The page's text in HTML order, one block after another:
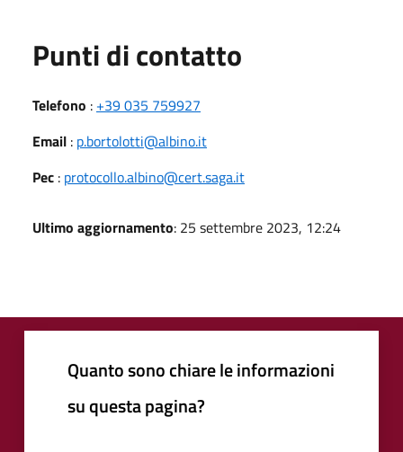
Punti di contatto
Telefono : +39 035 759927
Email : p.bortolotti@albino.it
Pec : protocollo.albino@cert.saga.it
Ultimo aggiornamento: 25 settembre 2023, 12:24
Quanto sono chiare le informazioni
su questa pagina?